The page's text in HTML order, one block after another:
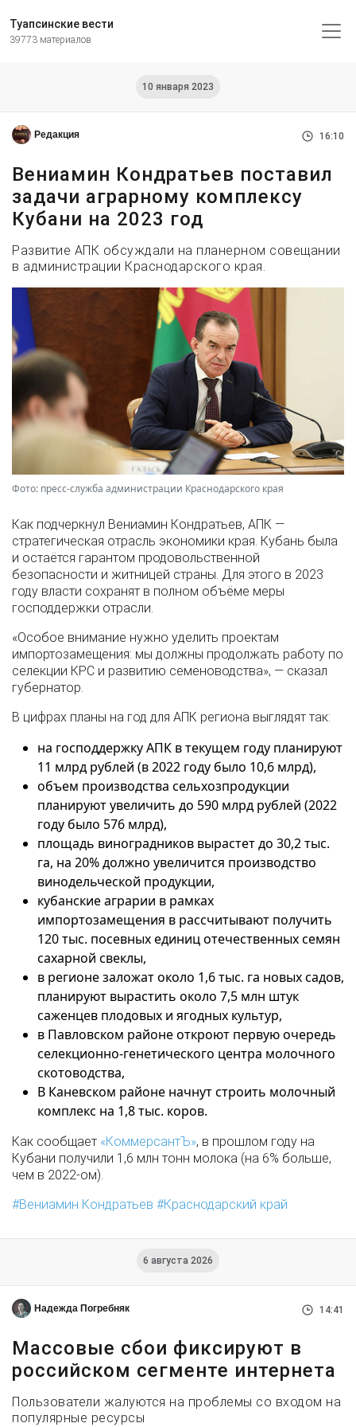
Туапсинские вести
39773 материалов
10 января 2023
Редакция 16:10
Вениамин Кондратьев поставил
задачи аграрному комплексу
Кубани на 2023 год
Развитие АПК обсуждали на планерном совещании
в администрации Краснодарского края.
Фото: пресс-служба администрации Краснодарского края
Как подчеркнул Вениамин Кондратьев, АПК —
стратегическая отрасль экономики края. Кубань была
и остаётся гарантом продовольственной
безопасности и житницей страны. Для этого в 2023
году власти сохранят в полном объёме меры
господдержки отрасли.
«Особое внимание нужно уделить проектам
импортозамещения: мы должны продолжать работу по
селекции КРС и развитию семеноводства», — сказал
губернатор.
В цифрах планы на год для АПК региона выглядят так:
на господдержку АПК в текущем году планируют
11 млрд рублей (в 2022 году было 10,6 млрд),
объем производства сельхозпродукции
планируют увеличить до 590 млрд рублей (2022
году было 576 млрд),
площадь виноградников вырастет до 30,2 тыс.
га, на 20% должно увеличится производство
винодельческой продукции,
кубанские аграрии в рамках
импортозамещения в рассчитывают получить
120 тыс. посевных единиц отечественных семян
сахарной свеклы,
в регионе заложат около 1,6 тыс. га новых садов,
планируют вырастить около 7,5 млн штук
саженцев плодовых и ягодных культур,
в Павловском районе откроют первую очередь
селекционно-генетического центра молочного
скотоводства,
В Каневском районе начнут строить молочный
комплекс на 1,8 тыс. коров.
Как сообщает «КоммерсантЪ», в прошлом году на
Кубани получили 1,6 млн тонн молока (на 6% больше,
чем в 2022-ом).
Вениамин Кондратьев
Краснодарский край
6 августа 2026
Надежда Погребняк 14:41
Массовые сбои фиксируют в
российском сегменте интернета
Пользователи жалуются на проблемы со входом на
популярные ресурсы